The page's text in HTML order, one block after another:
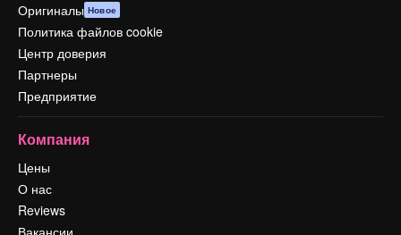
Оригиналы Новое
Политика файлов cookie
Центр доверия
Партнеры
Предприятие
Компания
Цены
О нас
Reviews
Вакансии